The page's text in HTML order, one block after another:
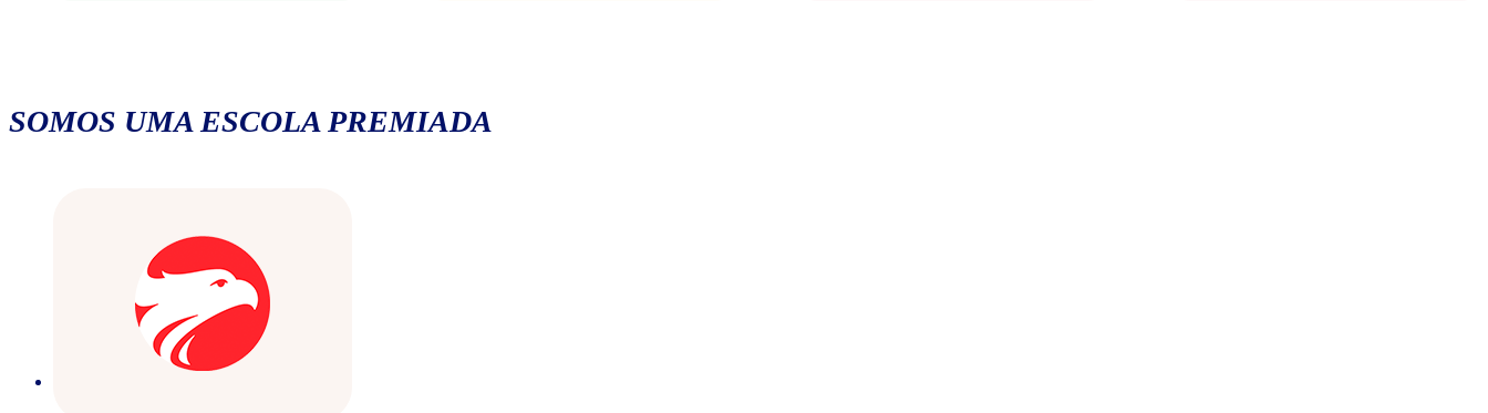
SOMOS UMA ESCOLA PREMIADA